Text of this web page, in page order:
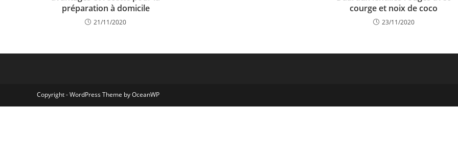
préparation à domicile
21/11/2020
courge et noix de coco
23/11/2020
Copyright - WordPress Theme by OceanWP